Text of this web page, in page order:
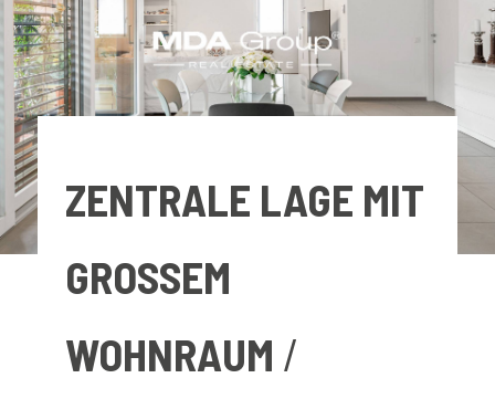
ZENTRALE LAGE MIT
GROSSEM
WOHNRAUM
IMMOBILIEN
KAUFEN
NEUIGKEITEN
UNTERNEHMEN